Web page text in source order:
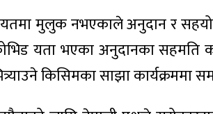
मुलुक नभएकाले अनुदान र
यता भएका अनुदानका सहमति
किसिमका साझा कार्यक्रममा